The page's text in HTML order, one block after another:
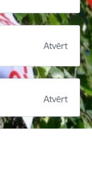
Atvērt
Atvērt